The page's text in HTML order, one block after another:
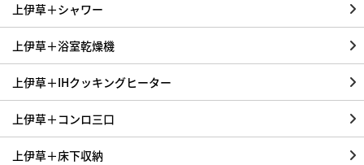
上伊草＋シャワー
上伊草＋浴室乾燥機
上伊草＋IHクッキングヒーター
上伊草＋コンロ三口
上伊草＋床下収納